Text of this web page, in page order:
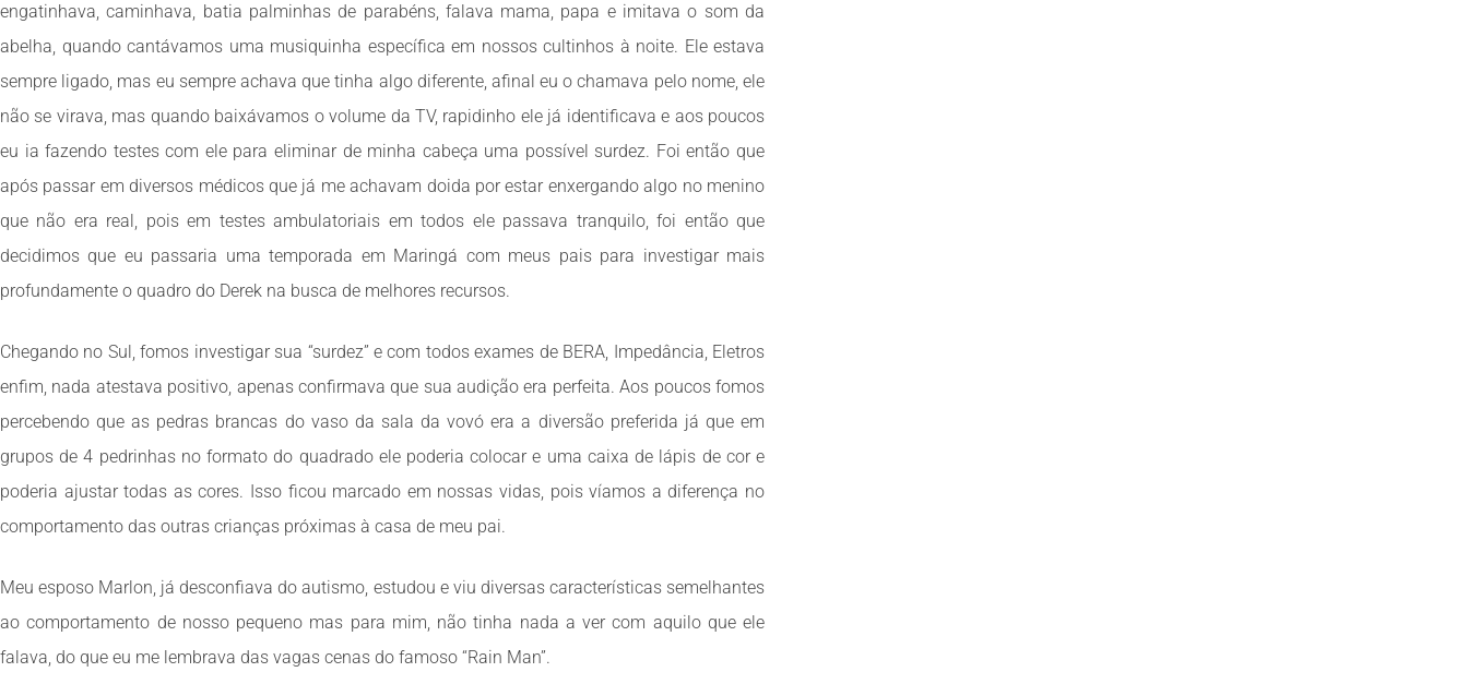
engatinhava, caminhava, batia palminhas de parabéns, falava mama, papa e imitava o som da
abelha, quando cantávamos uma musiquinha específica em nossos cultinhos à noite. Ele estava
sempre ligado, mas eu sempre achava que tinha algo diferente, afinal eu o chamava pelo nome, ele
não se virava, mas quando baixávamos o volume da TV, rapidinho ele já identificava e aos poucos
eu ia fazendo testes com ele para eliminar de minha cabeça uma possível surdez. Foi então que
após passar em diversos médicos que já me achavam doida por estar enxergando algo no menino
que não era real, pois em testes ambulatoriais em todos ele passava tranquilo, foi então que
decidimos que eu passaria uma temporada em Maringá com meus pais para investigar mais
profundamente o quadro do Derek na busca de melhores recursos.
Chegando no Sul, fomos investigar sua “surdez” e com todos exames de BERA, Impedância, Eletros
enfim, nada atestava positivo, apenas confirmava que sua audição era perfeita. Aos poucos fomos
percebendo que as pedras brancas do vaso da sala da vovó era a diversão preferida já que em
grupos de 4 pedrinhas no formato do quadrado ele poderia colocar e uma caixa de lápis de cor e
poderia ajustar todas as cores. Isso ficou marcado em nossas vidas, pois víamos a diferença no
comportamento das outras crianças próximas à casa de meu pai.
Meu esposo Marlon, já desconfiava do autismo, estudou e viu diversas características semelhantes
ao comportamento de nosso pequeno mas para mim, não tinha nada a ver com aquilo que ele
falava, do que eu me lembrava das vagas cenas do famoso “Rain Man”.